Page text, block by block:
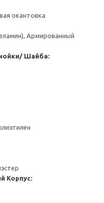
окантовка
Армированный
Шайба:
Корпус: